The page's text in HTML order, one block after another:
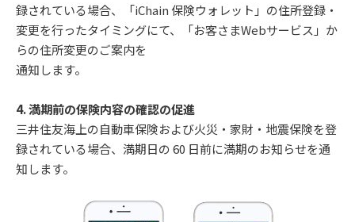
録されている場合、「iChain 保険ウォレット」の住所登録・
変更を⾏ったタイミングにて、「お客さまWebサービス」か
らの住所変更のご案内を
通知します。
4. 満期前の保険内容の確認の促進
三井住友海上の⾃動⾞保険および⽕災・家財・地震保険を登
録されている場合、満期⽇の 60 ⽇前に満期のお知らせを通
知します。